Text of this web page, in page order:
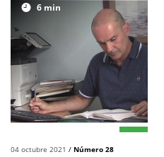
6 min
04 octubre 2021 / Número 28